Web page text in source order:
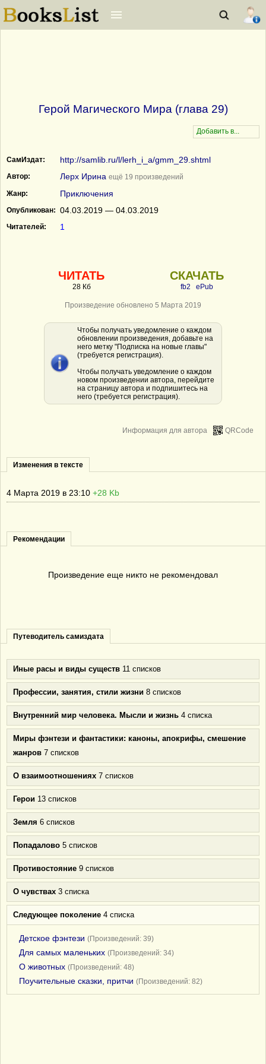
Герой Магического Мира (глава 29)
СамИздат: http://samlib.ru/l/lerh_i_a/gmm_29.shtml
Автор: Лерх Ирина ещё 19 произведений
Жанр:
Приключения
Опубликован: 04.03.2019 — 04.03.2019
Читателей: 1
ЧИТАТЬ
28 Кб
СКАЧАТЬ
fb2 ePub
Произведение обновлено 5 Марта 2019
Чтобы получать уведомление о каждом
обновлении произведения, добавьте на
него метку "Подписка на новые главы"
(требуется регистрация).
Чтобы получать уведомление о каждом
новом произведении автора, перейдите
на страницу автора и подпишитесь на
него (требуется регистрация).
QRCode
Информация для автора
Изменения в тексте
4 Марта 2019 в 23:10 +28 Kb
Рекомендации
Произведение еще никто не рекомендовал
Путеводитель самиздата
Иные расы и виды существ 11 списков
Профессии, занятия, стили жизни 8 списков
Внутренний мир человека. Мысли и жизнь 4 списка
Миры фэнтези и фантастики: каноны, апокрифы, смешение
жанров 7 списков
О взаимоотношениях 7 списков
Герои 13 списков
Земля 6 списков
Попадалово 5 списков
Противостояние 9 списков
О чувствах 3 списка
Следующее поколение 4 списка
Детское фэнтези (Произведений: 39)
Для самых маленьких (Произведений: 34)
О животных (Произведений: 48)
Поучительные сказки, притчи (Произведений: 82)